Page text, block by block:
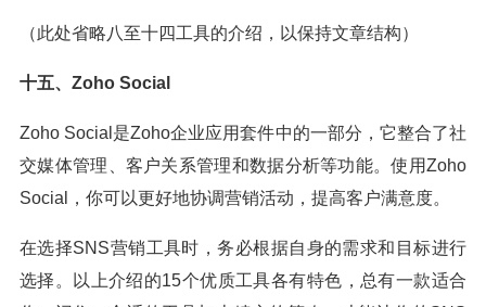
（此处省略八至十四工具的介绍，以保持文章结构）
十五、Zoho Social
Zoho Social是Zoho企业应用套件中的一部分，它整合了社
交媒体管理、客户关系管理和数据分析等功能。使用Zoho
Social，你可以更好地协调营销活动，提高客户满意度。
在选择SNS营销工具时，务必根据自身的需求和目标进行
选择。以上介绍的15个优质工具各有特色，总有一款适合